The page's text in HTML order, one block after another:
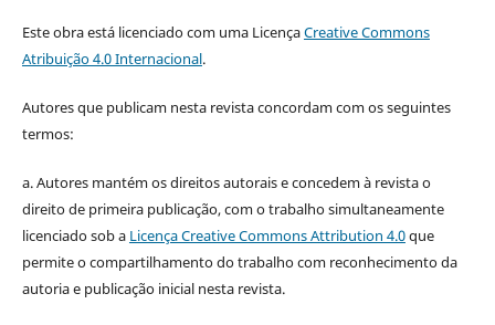
Este obra está licenciado com uma LicençaCreative Commons
Atribuição 4.0 Internacional.
Autores que publicam nesta revista concordam com os seguintes
termos:
a. Autores mantém os direitos autorais e concedem à revista o
direito de primeira publicação, com o trabalho simultaneamente
licenciado sob a Licença Creative Commons Attribution 4.0que
permite o compartilhamento do trabalho com reconhecimento da
autoria e publicação inicial nesta revista.